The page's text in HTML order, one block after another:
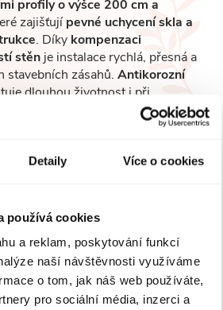
Detaily Více o cookies
používá cookies
a reklam, poskytování funkcí
naší návštěvnosti využíváme
o tom, jak náš web používáte,
pro sociální média, inzerci a
profily o výšce 200 cm a
zajišťujípevné uchycení skla a
. Díky kompenzaci
stěnje instalace rychlá, přesná a
stavebních zásahů. Antikorozní
dlouhou životnost i při
v náročném koupelnovém